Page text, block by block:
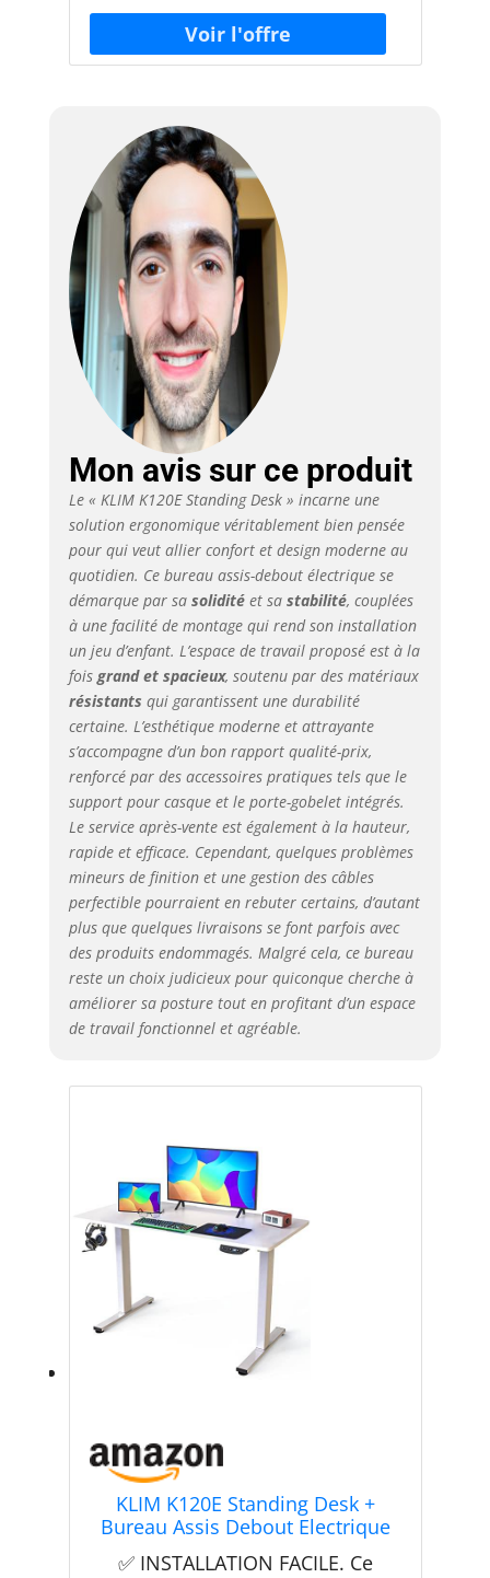
Mon avis sur ce produit
Le « KLIM K120E Standing Desk » incarne une
solution ergonomique véritablement bien pensée
pour qui veut allier confort et design moderne au
quotidien. Ce bureau assis-debout électrique se
démarque par sa soliditéet sa stabilité, couplées
à une facilité de montage qui rend son installation
un jeu d’enfant. L’espace de travail proposé est à la
fois grand et spacieux, soutenu par des matériaux
résistants qui garantissent une durabilité
certaine. L’esthétique moderne et attrayante
s’accompagne d’un bon rapport qualité-prix,
renforcé par des accessoires pratiques tels que le
support pour casque et le porte-gobelet intégrés.
Le service après-vente est également à la hauteur,
rapide et efficace. Cependant, quelques problèmes
mineurs de finition et une gestion des câbles
perfectible pourraient en rebuter certains, d’autant
plus que quelques livraisons se font parfois avec
des produits endommagés. Malgré cela, ce bureau
reste un choix judicieux pour quiconque cherche à
améliorer sa posture tout en profitant d’un espace
de travail fonctionnel et agréable.
KLIM K120E Standing Desk +
Bureau Assis Debout Electrique
Posture + 70-120 CM + Moteurs et
✅ INSTALLATION FACILE. Ce